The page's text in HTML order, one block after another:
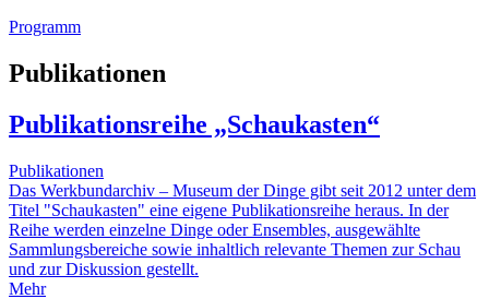
Programm
Publikationen
Publikationsreihe „Schaukasten“
Publikationen
Das Werkbundarchiv – Museum der Dinge gibt seit 2012 unter dem
Titel "Schaukasten" eine eigene Publikationsreihe heraus. In der
Reihe werden einzelne Dinge oder Ensembles, ausgewählte
Sammlungsbereiche sowie inhaltlich relevante Themen zur Schau
und zur Diskussion gestellt.
Mehr